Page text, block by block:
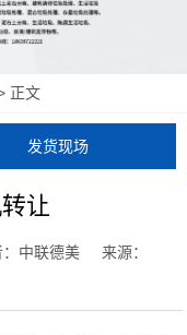
正文
发货现场
让
：中联德美 来源：